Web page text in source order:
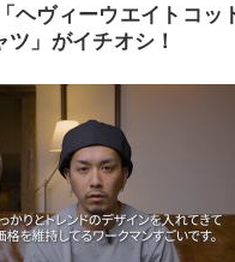
ヘヴィーウエイトコッ
」がイチオシ！